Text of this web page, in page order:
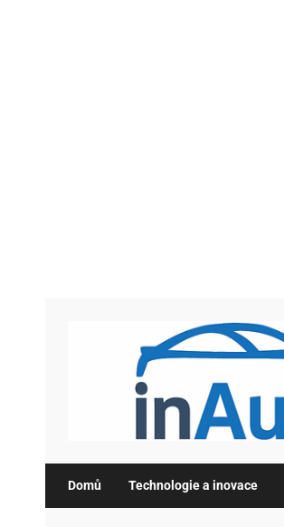
Domů Technologie a inovace